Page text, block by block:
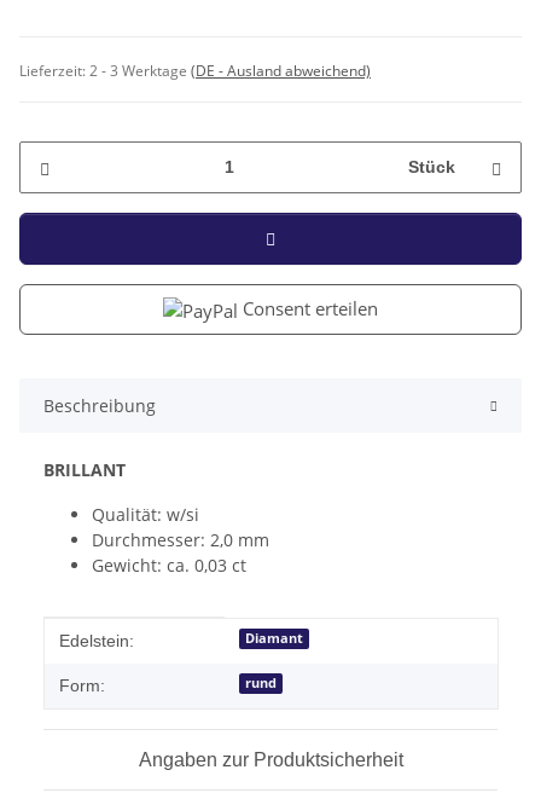
Lieferzeit:2 - 3 Werktage (DE - Ausland abweichend)
Stück
Consent erteilen
Beschreibung
BRILLANT
Qualität: w/si
Durchmesser: 2,0 mm
Gewicht: ca. 0,03 ct
Produkteigenschaft
Wert
Edelstein: Diamant
Form: rund
Angaben zur Produktsicherheit